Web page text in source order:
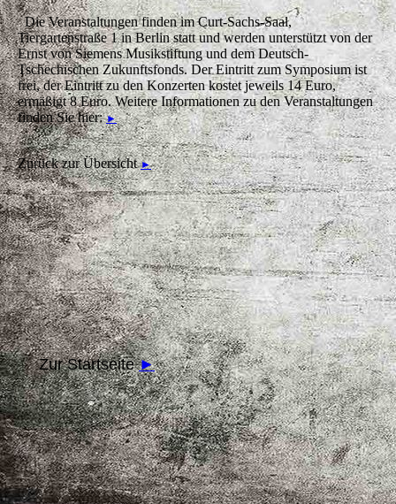
Die Veranstaltungen finden im Curt-Sachs-Saal,
Tiergartenstraße 1 in Berlin statt und werden unterstützt von der
Ernst von Siemens Musikstiftung und dem Deutsch-
Tschechischen Zukunftsfonds. Der Eintritt zum Symposium ist
frei, der Eintritt zu den Konzerten kostet jeweils 14 Euro,
ermäßigt 8 Euro. Weitere Informationen zu den Veranstaltungen
finden Sie hier:►
Zurück zur Übersicht►
Zur Startseite►